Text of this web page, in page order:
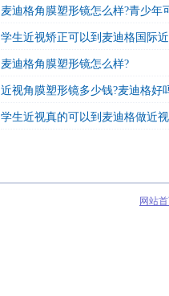
麦迪格角膜塑形镜怎么样?青少年
学生近视矫正可以到麦迪格国际
麦迪格角膜塑形镜怎么样?
近视角膜塑形镜多少钱?麦迪格好
学生近视真的可以到麦迪格做近
网站